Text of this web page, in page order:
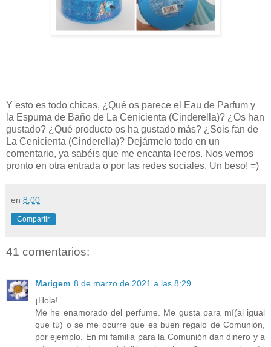
Y esto es todo chicas, ¿Qué os parece el Eau de Parfum y
la Espuma de Baño de La Cenicienta (Cinderella)? ¿Os han
gustado? ¿Qué producto os ha gustado más? ¿Sois fan de
La Cenicienta (Cinderella)? Dejármelo todo en un
comentario, ya sabéis que me encanta leeros. Nos vemos
pronto en otra entrada o por las redes sociales. Un beso! =)
en 8:00
Compartir
41 comentarios:
Marigem 8 de marzo de 2021 a las 8:29
¡Hola!
Me he enamorado del perfume. Me gusta para mí(al igual
que tú) o se me ocurre que es buen regalo de Comunión,
por ejemplo. En mi familia para la Comunión dan dinero y a